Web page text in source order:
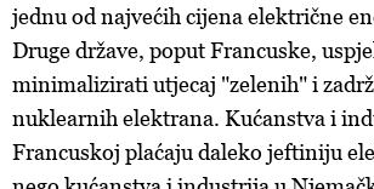
jednu od najvećih cijena električne
Druge države, poput Francuske,
minimalizirati utjecaj "zelenih" i
nuklearnih elektrana. Kućanstva i
Francuskoj plaćaju daleko jeftiniju